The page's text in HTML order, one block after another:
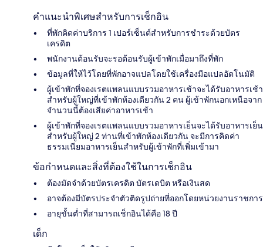
คำแนะนำพิเศษสำหรับการเช็กอิน
ที่พักคิดค่าบริการ 1 เปอร์เซ็นต์สำหรับการชำระด้วยบัตร
เครดิต
พนักงานต้อนรับจะรอต้อนรับผู้เข้าพักเมื่อมาถึงที่พัก
ข้อมูลที่ให้ไว้โดยที่พักอาจแปลโดยใช้เครื่องมือแปลอัตโนมัติ
ผู้เข้าพักที่จองเรตแพลนแบบรวมอาหารเช้าจะได้รับอาหารเช้า
สำหรับผู้ใหญ่ที่เข้าพักห้องเดียวกัน 2 คน ผู้เข้าพักนอกเหนือจาก
จำนวนนี้ต้องเสียค่าอาหารเช้า
ผู้เข้าพักที่จองเรตแพลนแบบรวมอาหารเย็นจะได้รับอาหารเย็น
สำหรับผู้ใหญ่ 2 ท่านที่เข้าพักห้องเดียวกัน จะมีการคิดค่า
ธรรมเนียมอาหารเย็นสำหรับผู้เข้าพักที่เพิ่มเข้ามา
ข้อกำหนดและสิ่งที่ต้องใช้ในการเช็กอิน
ต้องมัดจำด้วยบัตรเครดิต บัตรเดบิต หรือเงินสด
อาจต้องมีบัตรประจำตัวติดรูปถ่ายที่ออกโดยหน่วยงานราชการ
อายุขั้นต่ำที่สามารถเช็กอินได้คือ 18 ปี
เด็ก